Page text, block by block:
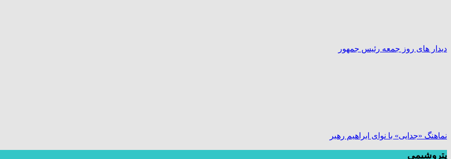
دیدار های روز جمعه رئیس جمهور
نماهنگ «جدایی» با نوای ابراهیم رهبر
پتروشیمی